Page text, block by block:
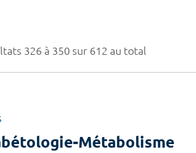
326 à 350 sur 612 au total
Métabolisme